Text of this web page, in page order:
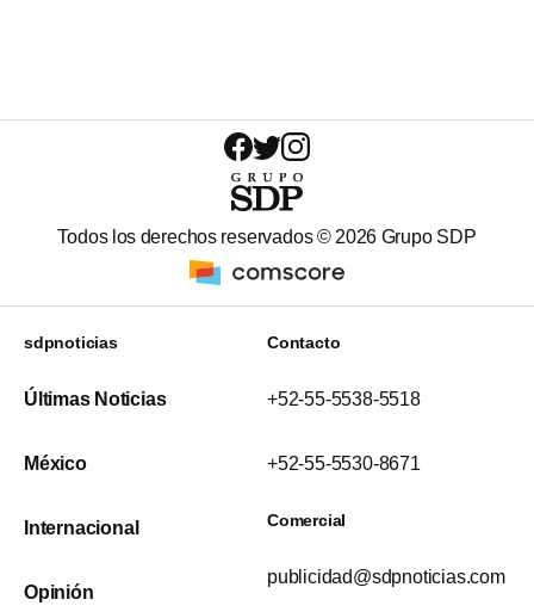
Todos los derechos reservados ©2026 Grupo SDP
sdpnoticias
Últimas Noticias
México
Internacional
Opinión
Contacto
+52-55-5538-5518
+52-55-5530-8671
Comercial
publicidad@sdpnoticias.com